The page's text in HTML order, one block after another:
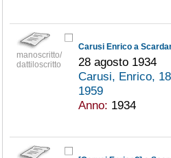
manoscritto/
dattiloscritto
Carusi Enrico a
28 agosto 1934
Carusi, Enrico,
1959
Anno: 1934